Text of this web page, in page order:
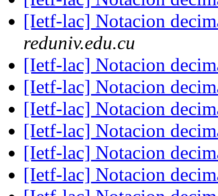
[Ietf-lac] Notacion
reduniv.edu.cu
[Ietf-lac] Notacion
[Ietf-lac] Notacion
[Ietf-lac] Notacion
[Ietf-lac] Notacion
[Ietf-lac] Notacion
[Ietf-lac] Notacion